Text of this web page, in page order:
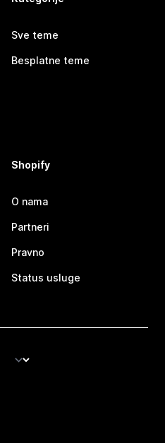
Sve teme
Besplatne teme
Shopify
O nama
Partneri
Pravno
Status usluge